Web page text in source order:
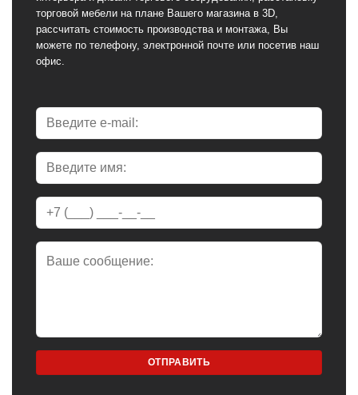
торговой мебели на плане Вашего магазина в 3D,
рассчитать стоимость производства и монтажа, Вы
можете по телефону, электронной почте или посетив наш
офис.